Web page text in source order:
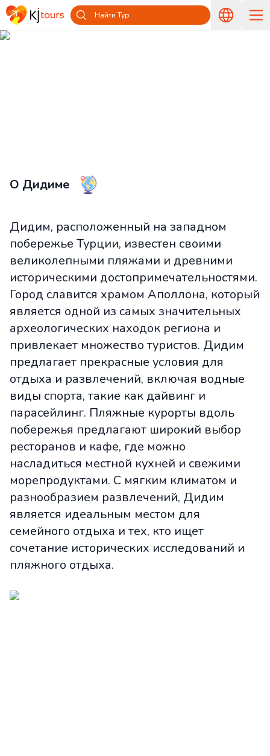
Найти Тур
О Дидиме
Дидим, расположенный на западном
побережье Турции, известен своими
великолепными пляжами и древними
историческими достопримечательностями.
Город славится храмом Аполлона, который
является одной из самых значительных
археологических находок региона и
привлекает множество туристов. Дидим
предлагает прекрасные условия для
отдыха и развлечений, включая водные
виды спорта, такие как дайвинг и
парасейлинг. Пляжные курорты вдоль
побережья предлагают широкий выбор
ресторанов и кафе, где можно
насладиться местной кухней и свежими
морепродуктами. С мягким климатом и
разнообразием развлечений, Дидим
является идеальным местом для
семейного отдыха и тех, кто ищет
сочетание исторических исследований и
пляжного отдыха.